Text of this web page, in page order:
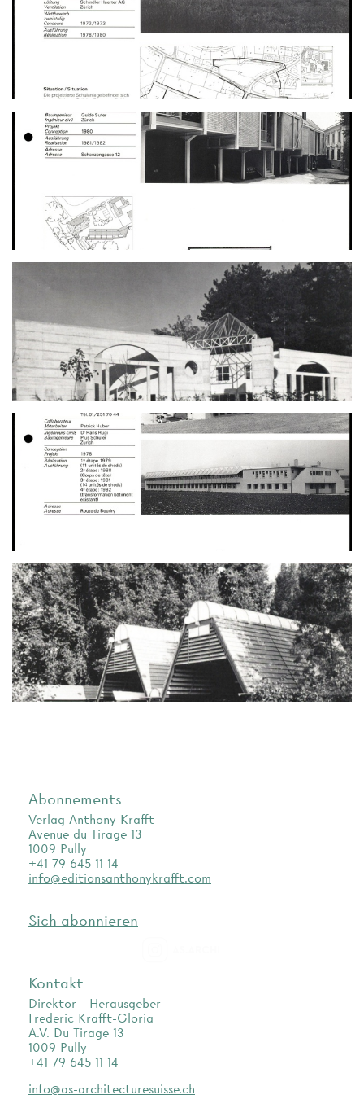
Abonnements
Verlag Anthony Krafft
Avenue du Tirage 13
1009 Pully
+41 79 645 11 14
info@editionsanthonykrafft.com
Sich abonnieren
Kontakt
Direktor - Herausgeber
Frederic Krafft-Gloria
A.V. Du Tirage 13
1009 Pully
+41 79 645 11 14
info@as-architecturesuisse.ch